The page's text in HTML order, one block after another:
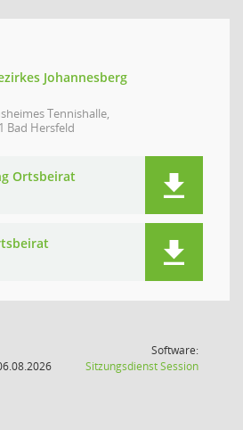
Johannesberg
Tennishalle,
Bad Hersfeld
Ortsbeirat
Software:
SitzungsdienstSession(Wird in